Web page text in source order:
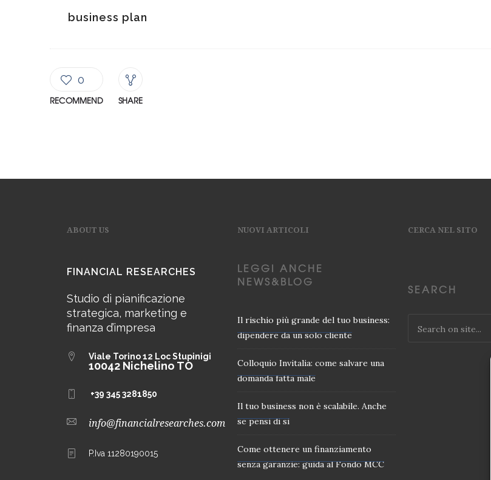
business plan
0
RECOMMEND SHARE
ABOUT US
FINANCIAL RESEARCHES
Studio di pianificazione
strategica, marketing e
finanza d’impresa
Viale Torino 12 Loc Stupinigi
10042 Nichelino TO
+39 345 3281850
info@financialresearches.com
P.Iva 11280190015
NUOVI ARTICOLI
LEGGI ANCHE
NEWS&BLOG
Il rischio più grande del tuo business:
dipendere da un solo cliente
Colloquio Invitalia: come salvare una
domanda fatta male
Il tuo business non è scalabile. Anche
se pensi di si
Come ottenere un finanziamento
senza garanzie: guida al Fondo MCC
CERCA NEL SITO
SEARCH